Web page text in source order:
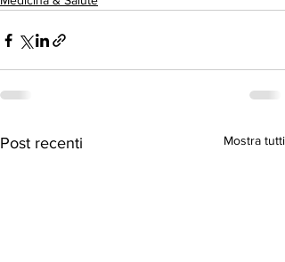
Post recenti Mostra tutti